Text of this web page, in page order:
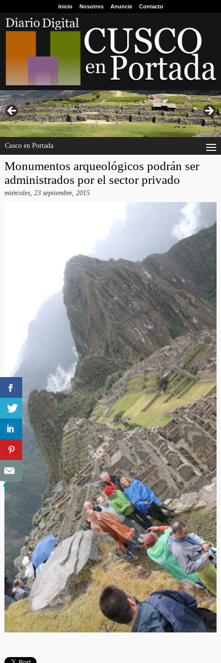
Inicio Nosotros Anuncie Contacto
Cusco en Portada
Monumentos arqueológicos podrán ser
administrados por el sector privado
miércoles, 23 septiembre, 2015